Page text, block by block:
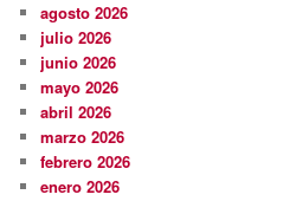
agosto 2026
julio 2026
junio 2026
mayo 2026
abril 2026
marzo 2026
febrero 2026
enero 2026